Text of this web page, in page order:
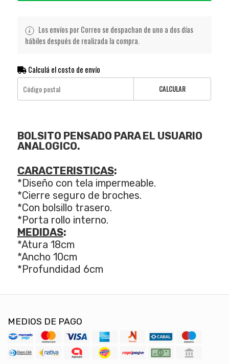
Los envíos por Correo se despachan de uno a dos días
hábiles después de realizada la compra.
Calculá el costo de envío
CALCULAR
BOLSITO PENSADO PARA EL USUARIO
ANALOGICO.
CARACTERISTICAS:
*Diseño con tela impermeable.
*Cierre seguro de broches.
*Con bolsillo trasero.
*Porta rollo interno.
MEDIDAS:
*Atura 18cm
*Ancho 10cm
*Profundidad 6cm
MEDIOS DE PAGO